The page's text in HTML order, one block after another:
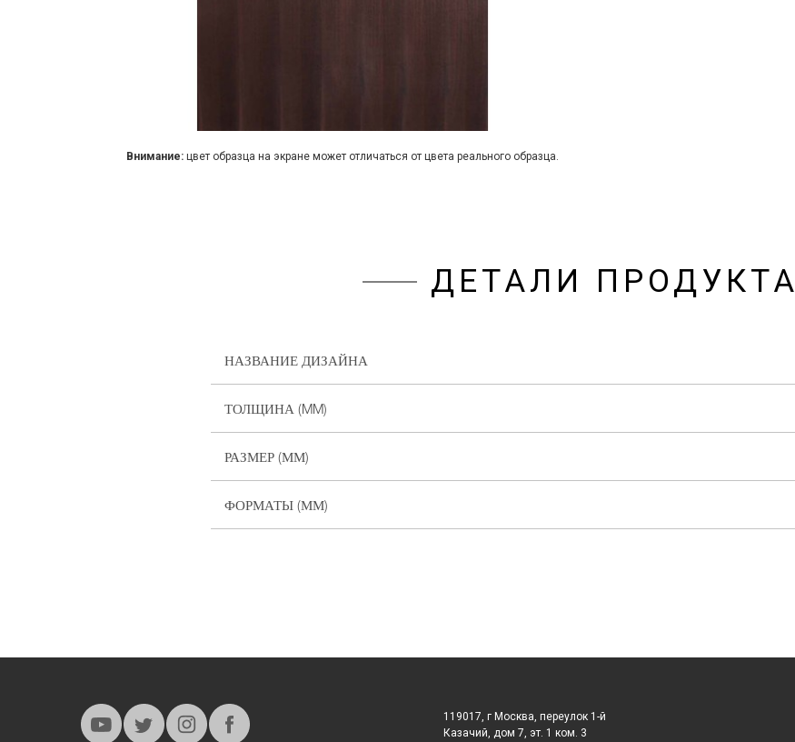
Внимание:цвет образца на экране может отличаться от цвета реального образца.
ДЕТАЛИ ПРОДУКТА
НАЗВАНИЕ ДИЗАЙНА
ТОЛЩИНА (MM)
РАЗМЕР (ММ)
ФОРМАТЫ (ММ)
119017, г Москва, переулок 1-й
Казачий, дом 7, эт. 1 ком. 3